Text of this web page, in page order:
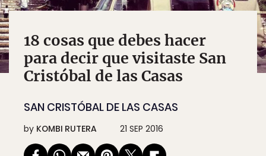
18 cosas que debes hacer
para decir que visitaste San
Cristóbal de las Casas
SAN CRISTÓBAL DE LAS CASAS
by KOMBI RUTERA 21 SEP 2016